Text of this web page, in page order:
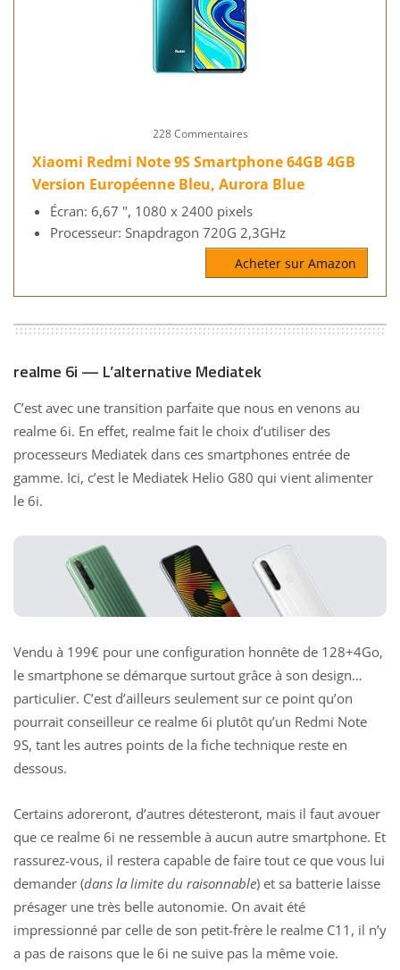
228 Commentaires
Xiaomi Redmi Note 9S Smartphone 64GB 4GB
Version Européenne Bleu, Aurora Blue
Écran: 6,67 ", 1080 x 2400 pixels
Processeur: Snapdragon 720G 2,3GHz
Acheter sur Amazon
realme 6i — L’alternative Mediatek
C’est avec une transition parfaite que nous en venons au
realme 6i. En effet, realme fait le choix d’utiliser des
processeurs Mediatek dans ces smartphones entrée de
gamme. Ici, c’est le Mediatek Helio G80 qui vient alimenter
le 6i.
Vendu à 199€ pour une configuration honnête de 128+4Go,
le smartphone se démarque surtout grâce à son design…
particulier. C’est d’ailleurs seulement sur ce point qu’on
pourrait conseilleur ce realme 6i plutôt qu’un Redmi Note
9S, tant les autres points de la fiche technique reste en
dessous.
Certains adoreront, d’autres détesteront, mais il faut avouer
que ce realme 6i ne ressemble à aucun autre smartphone. Et
rassurez-vous, il restera capable de faire tout ce que vous lui
demander (dans la limite du raisonnable) et sa batterie laisse
présager une très belle autonomie. On avait été
impressionné par celle de son petit-frère le realme C11, il n’y
a pas de raisons que le 6i ne suive pas la même voie.